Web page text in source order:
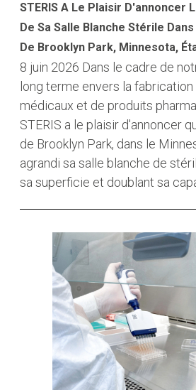
STERIS A Le Plaisir D'annoncer
De Sa Salle Blanche Stérile
De Brooklyn Park, Minnesota,
8 juin 2026 Dans le cadre de
long terme envers la
médicaux et de produits
STERIS a le plaisir d'annoncer
de Brooklyn Park, dans le
agrandi sa salle blanche de
sa superficie et doublant sa